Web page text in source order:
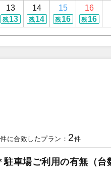
13
残13
14
残14
15
残16
16
残16
に合致したプラン： 2件
車場ご利用の有無（台